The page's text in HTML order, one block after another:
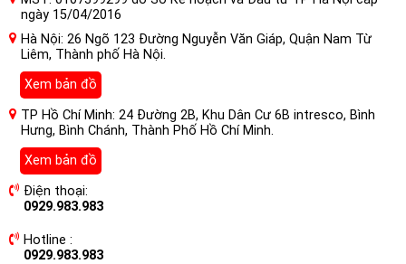
ngày 15/04/2016
Hà Nội: 26 Ngõ 123 Đường Nguyễn Văn Giáp, Quận Nam Từ
Liêm, Thành phố Hà Nội.
Xem bản đồ
TP Hồ Chí Minh: 24 Đường 2B, Khu Dân Cư 6B intresco, Bình
Hưng, Bình Chánh, Thành Phố Hồ Chí Minh.
Xem bản đồ
Điện thoại:
0929.983.983
Hotline :
0929.983.983